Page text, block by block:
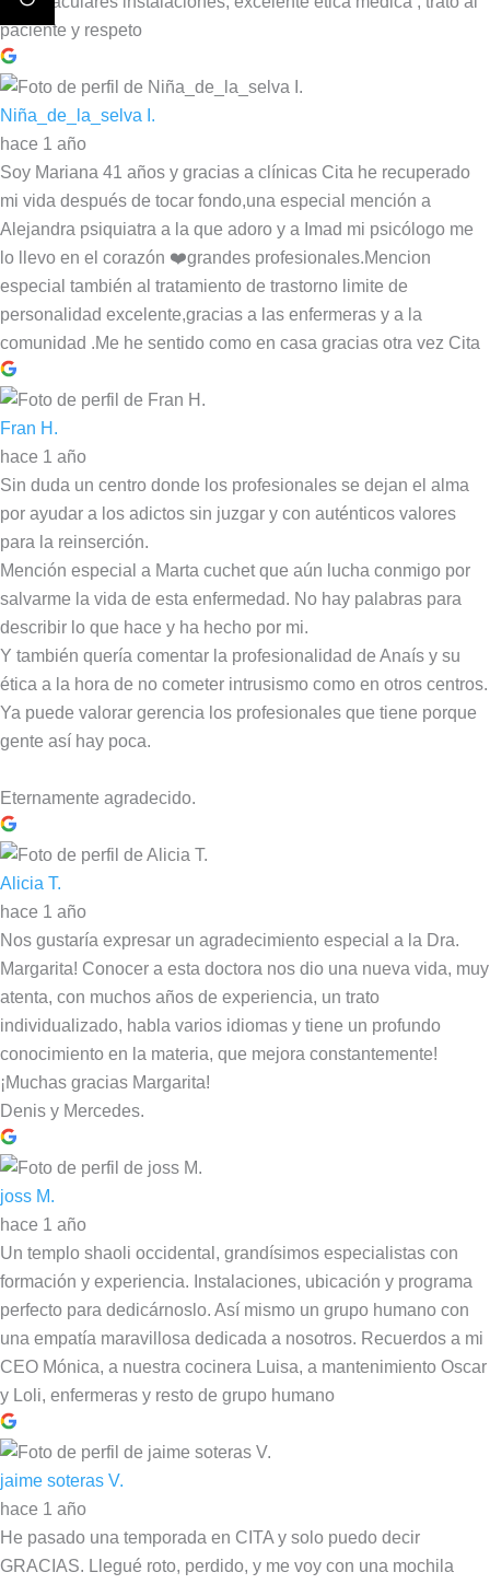
paciente y respeto
Niña_de_la_selva I.
hace 1 año
Soy Mariana 41 años y gracias a clínicas Cita he recuperado
mi vida después de tocar fondo,una especial mención a
Alejandra psiquiatra a la que adoro y a Imad mi psicólogo me
lo llevo en el corazón ❤️grandes profesionales.Mencion
especial también al tratamiento de trastorno limite de
personalidad excelente,gracias a las enfermeras y a la
comunidad .Me he sentido como en casa gracias otra vez Cita
Fran H.
hace 1 año
Sin duda un centro donde los profesionales se dejan el alma
por ayudar a los adictos sin juzgar y con auténticos valores
para la reinserción.
Mención especial a Marta cuchet que aún lucha conmigo por
salvarme la vida de esta enfermedad. No hay palabras para
describir lo que hace y ha hecho por mi.
Y también quería comentar la profesionalidad de Anaís y su
ética a la hora de no cometer intrusismo como en otros centros.
Ya puede valorar gerencia los profesionales que tiene porque
gente así hay poca.
Eternamente agradecido.
Alicia T.
hace 1 año
Nos gustaría expresar un agradecimiento especial a la Dra.
Margarita! Conocer a esta doctora nos dio una nueva vida, muy
atenta, con muchos años de experiencia, un trato
individualizado, habla varios idiomas y tiene un profundo
conocimiento en la materia, que mejora constantemente!
¡Muchas gracias Margarita!
Denis y Mercedes.
joss M.
hace 1 año
Un templo shaoli occidental, grandísimos especialistas con
formación y experiencia. Instalaciones, ubicación y programa
perfecto para dedicárnoslo. Así mismo un grupo humano con
una empatía maravillosa dedicada a nosotros. Recuerdos a mi
CEO Mónica, a nuestra cocinera Luisa, a mantenimiento Oscar
y Loli, enfermeras y resto de grupo humano
jaime soteras V.
hace 1 año
He pasado una temporada en CITA y solo puedo decir
GRACIAS. Llegué roto, perdido, y me voy con una mochila